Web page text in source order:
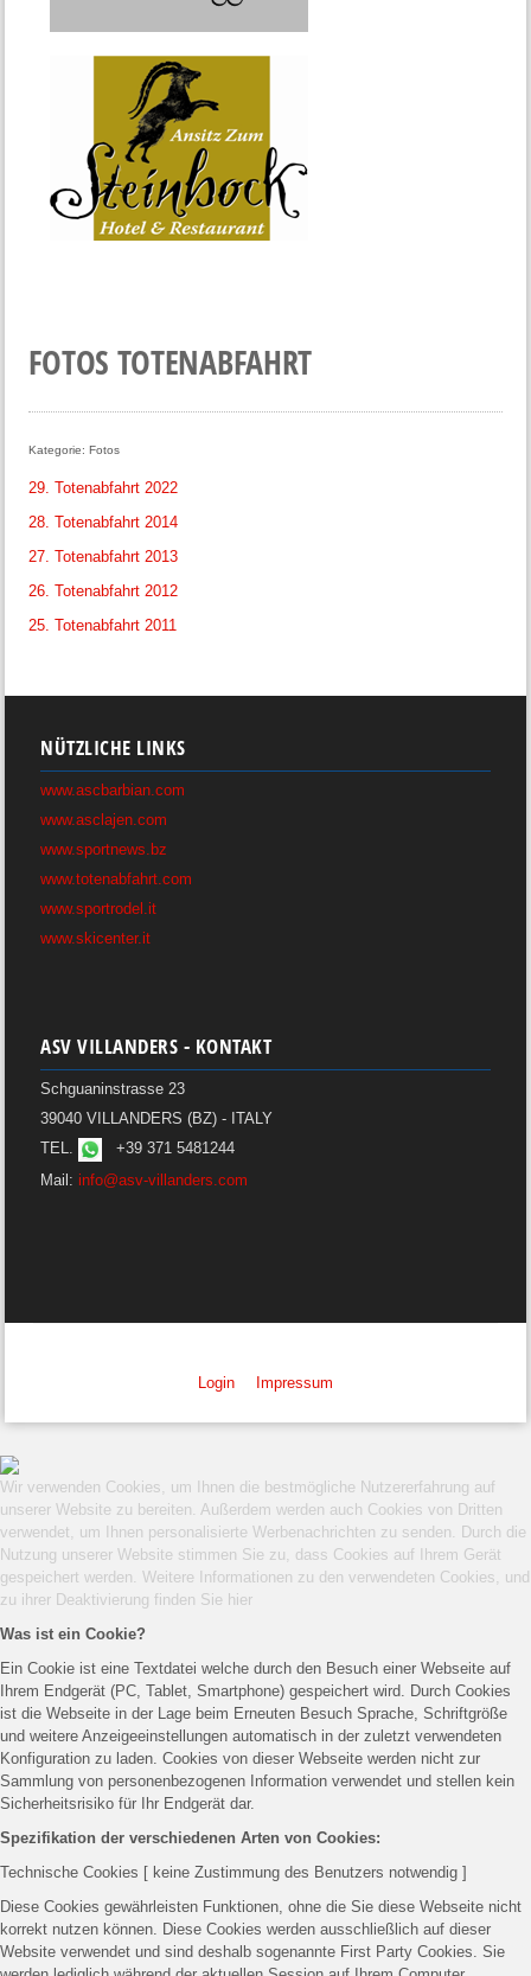
FOTOS TOTENABFAHRT
Kategorie:Fotos
29. Totenabfahrt 2022
28. Totenabfahrt 2014
27. Totenabfahrt 2013
26. Totenabfahrt 2012
25. Totenabfahrt 2011
NÜTZLICHE LINKS
www.ascbarbian.com
www.asclajen.com
www.sportnews.bz
www.totenabfahrt.com
www.sportrodel.it
www.skicenter.it
ASV VILLANDERS - KONTAKT
Schguaninstrasse 23
39040 VILLANDERS (BZ) - ITALY
TEL.
+39 371 5481244
Mail: info@asv-villanders.com
Login Impressum
Wir verwenden Cookies, um Ihnen die bestmögliche Nutzererfahrung auf
unserer Website zu bereiten. Außerdem werden auch Cookies von Dritten
verwendet, um Ihnen personalisierte Werbenachrichten zu senden. Durch die
Nutzung unserer Website stimmen Sie zu, dass Cookies auf Ihrem Gerät
gespeichert werden. Weitere Informationen zu den verwendeten Cookies, und
zu ihrer Deaktivierung finden Sie hier
Was ist ein Cookie?
Ein Cookie ist eine Textdatei welche durch den Besuch einer Webseite auf
Ihrem Endgerät (PC, Tablet, Smartphone) gespeichert wird. Durch Cookies
ist die Webseite in der Lage beim Erneuten Besuch Sprache, Schriftgröße
und weitere Anzeigeeinstellungen automatisch in der zuletzt verwendeten
Konfiguration zu laden. Cookies von dieser Webseite werden nicht zur
Sammlung von personenbezogenen Information verwendet und stellen kein
Sicherheitsrisiko für Ihr Endgerät dar.
Spezifikation der verschiedenen Arten von Cookies:
Technische Cookies [ keine Zustimmung des Benutzers notwendig ]
Diese Cookies gewährleisten Funktionen, ohne die Sie diese Webseite nicht
korrekt nutzen können. Diese Cookies werden ausschließlich auf dieser
Website verwendet und sind deshalb sogenannte First Party Cookies. Sie